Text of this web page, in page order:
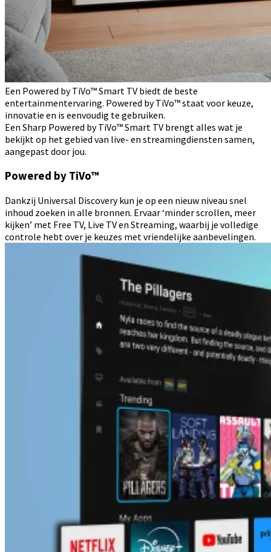
Een Powered by TiVo™ Smart TV biedt de beste
entertainmentervaring. Powered by TiVo™ staat voor keuze,
innovatie en is eenvoudig te gebruiken.
Een Sharp Powered by TiVo™ Smart TV brengt alles wat je
bekijkt op het gebied van live- en streamingdiensten samen,
aangepast door jou.
Powered by TiVo™
Dankzij Universal Discovery kun je op een nieuw niveau snel
inhoud zoeken in alle bronnen. Ervaar ‘minder scrollen, meer
kijken’ met Free TV, Live TV en Streaming, waarbij je volledige
controle hebt over je keuzes met vriendelijke aanbevelingen.